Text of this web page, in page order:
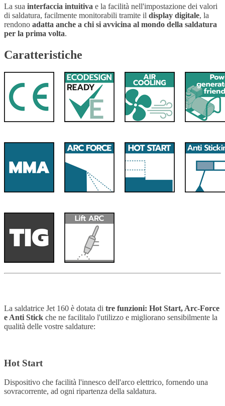
La sua interfaccia intuitiva e la facilità nell'impostazione dei valori
di saldatura, facilmente monitorabili tramite il display digitale, la
rendono adatta anche a chi si avvicina al mondo della saldatura
per la prima volta.
Caratteristiche
La saldatrice Jet 160 è dotata di tre funzioni: Hot Start, Arc-Force
e Anti Stick che ne facilitalo l'utilizzo e migliorano sensibilmente la
qualità delle vostre saldature:
Hot Start
Dispositivo che facilità l'innesco dell'arco elettrico, fornendo una
sovracorrente, ad ogni ripartenza della saldatura.